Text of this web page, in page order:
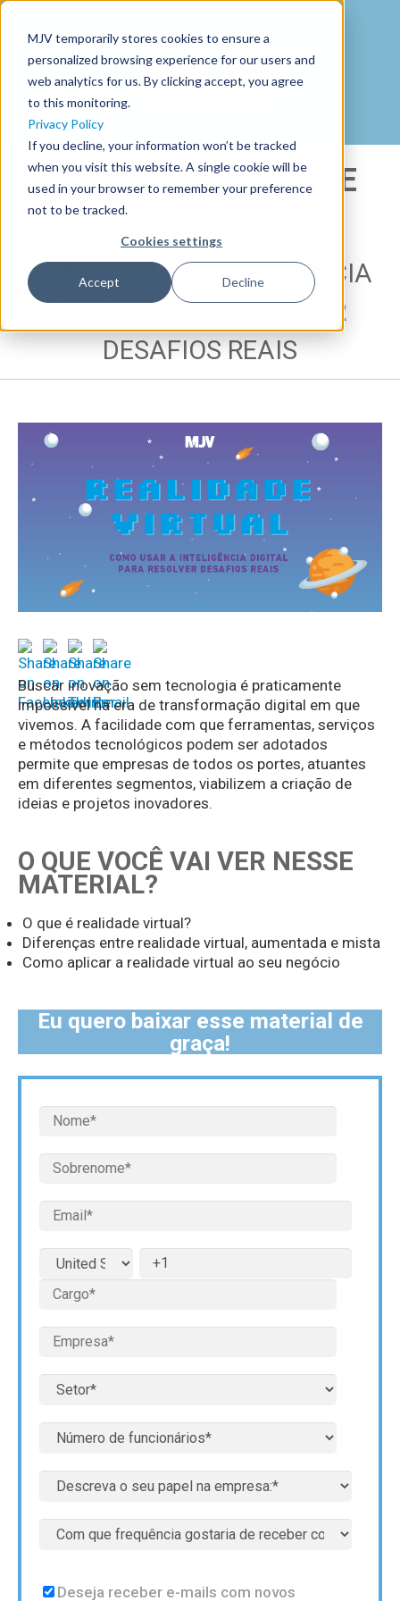
MJV temporarily stores cookies to ensure a
personalized browsing experience for our users and
web analytics for us. By clicking accept, you agree
to this monitoring.
Privacy Policy
If you decline, your information won’t be tracked
when you visit this website. A single cookie will be
used in your browser to remember your preference
not to be tracked.
Cookies settings
Accept Decline
E-BOOK - REALIDADE
COMO USAR A INTELIGÊNCIA
DIGITAL PARA RESOLVER
DESAFIOS REAIS
Buscar inovação sem tecnologia é praticamente
impossível na era de transformação digital em que
vivemos. A facilidade com que ferramentas, serviços
e métodos tecnológicos podem ser adotados
permite que empresas de todos os portes, atuantes
em diferentes segmentos, viabilizem a criação de
ideias e projetos inovadores.
O QUE VOCÊ VAI VER NESSE
MATERIAL?
O que é realidade virtual?
Diferenças entre realidade virtual, aumentada e mista
Como aplicar a realidade virtual ao seu negócio
Eu quero baixar esse material de
graça!
Deseja receber e-mails com novos